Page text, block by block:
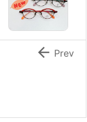
 Prev